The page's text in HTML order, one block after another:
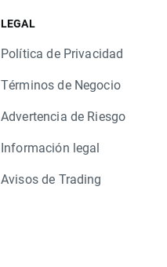
LEGAL
Política de Privacidad
Términos de Negocio
Advertencia de Riesgo
Información legal
Avisos de Trading